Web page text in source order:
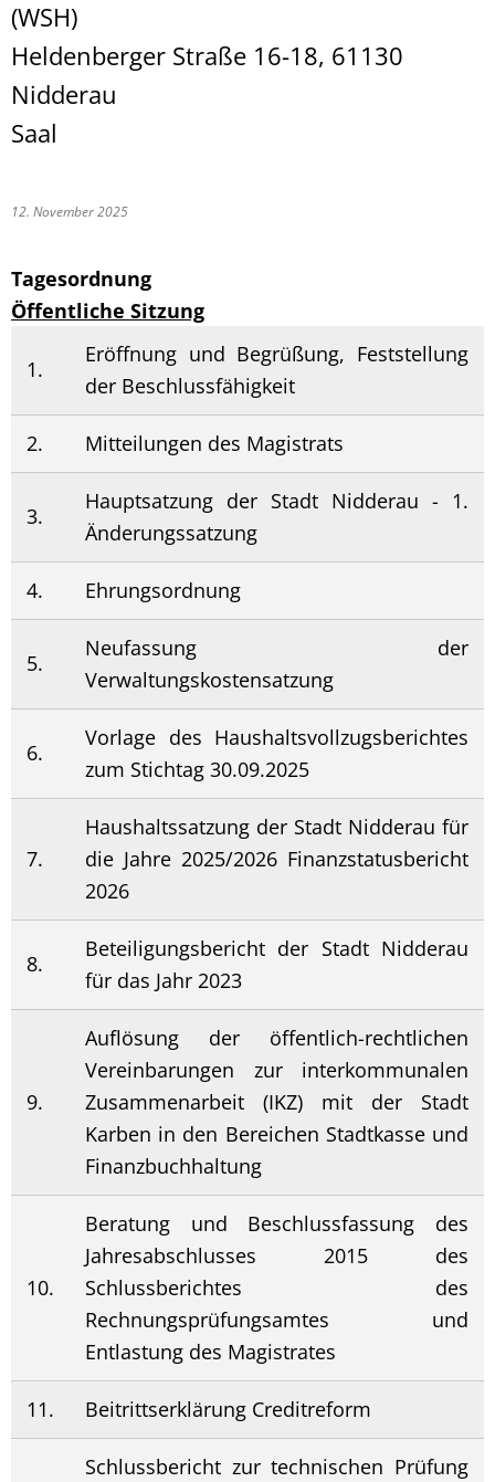
(WSH)
Heldenberger Straße 16-18, 61130
Nidderau
Saal
12. November 2025
Tagesordnung
Öffentliche Sitzung
1.
Eröffnung und Begrüßung, Feststellung
der Beschlussfähigkeit
2. Mitteilungen des Magistrats
3.
Hauptsatzung der Stadt Nidderau - 1.
Änderungssatzung
4. Ehrungsordnung
5.
Neufassung der
Verwaltungskostensatzung
6.
Vorlage des Haushaltsvollzugsberichtes
zum Stichtag 30.09.2025
7.
Haushaltssatzung der Stadt Nidderau für
die Jahre 2025/2026 Finanzstatusbericht
2026
8.
Beteiligungsbericht der Stadt Nidderau
für das Jahr 2023
9.
Auflösung der öffentlich-rechtlichen
Vereinbarungen zur interkommunalen
Zusammenarbeit (IKZ) mit der Stadt
Karben in den Bereichen Stadtkasse und
Finanzbuchhaltung
10.
Beratung und Beschlussfassung des
Jahresabschlusses 2015 des
Schlussberichtes des
Rechnungsprüfungsamtes und
Entlastung des Magistrates
11. Beitrittserklärung Creditreform
Schlussbericht zur technischen Prüfung